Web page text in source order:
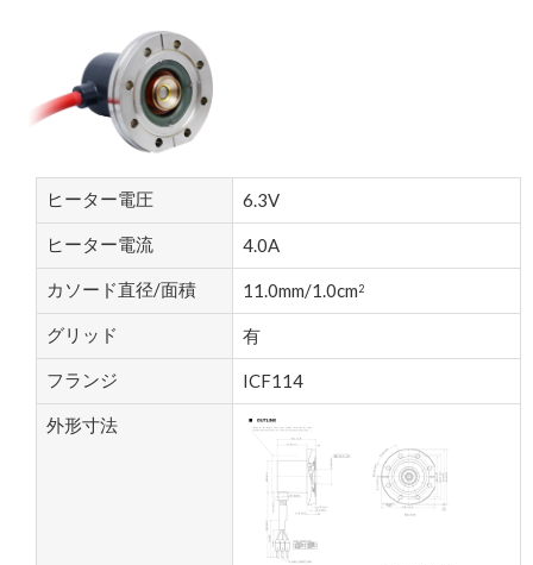
ヒーター電圧 6.3V
ヒーター電流 4.0A
カソード直径/面積 11.0mm/1.0cm2
グリッド 有
フランジ ICF114
外形寸法